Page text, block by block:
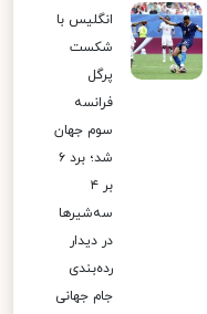
انگلیس با
شکست
پرگل
فرانسه
سوم جهان
شد؛ برد ۶
بر ۴
سه‌شیرها
در دیدار
رده‌بندی
جام جهانی